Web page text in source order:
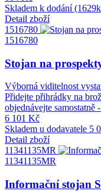
Skladem k dodání
Detail zboží
1516780
1516780
Stojan na
Výborná viditelnost
Přidejte přihrádky na
objednávejte samostatně
6 101 Kč
Skladem u dodavatele 5
Detail zboží
11341135MR
11341135MR
Informační stojan